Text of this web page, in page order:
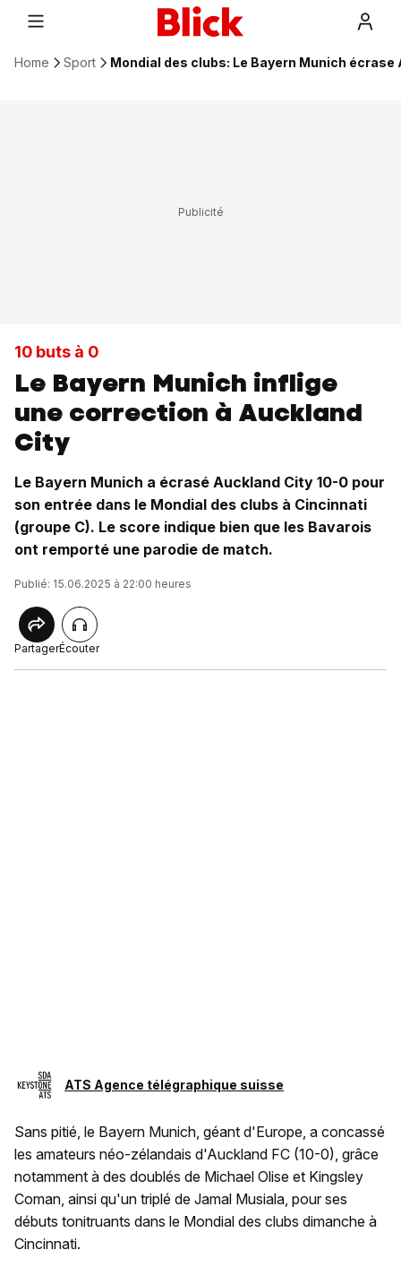
Home Sport Mondial des clubs: Le Bayern Munich écrase
10 buts à 0
Le Bayern Munich inflige
une correction à Auckland
City
Le Bayern Munich a écrasé Auckland City 10-0 pour
son entrée dans le Mondial des clubs à Cincinnati
(groupe C). Le score indique bien que les Bavarois
ont remporté une parodie de match.
Publié: 15.06.2025 à 22:00 heures
PartagerÉcouter
ATS Agence télégraphique suisse
Sans pitié, le Bayern Munich, géant d'Europe, a concassé
les amateurs néo-zélandais d'Auckland FC (10-0), grâce
notamment à des doublés de Michael Olise et Kingsley
Coman, ainsi qu'un triplé de Jamal Musiala, pour ses
débuts tonitruants dans le Mondial des clubs dimanche à
Cincinnati.